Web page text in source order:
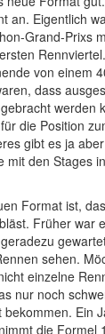
an. Eigentlich
Grand-Prixs
von einem
dass
werden
die Position
gibt es ja
mit den Stages
Format ist,
Früher war
sehen.
einzelne
nur noch
Ein
die Formel